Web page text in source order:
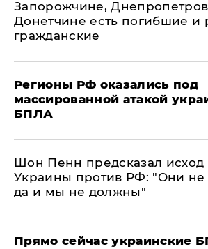
Запорожчине,
Донетчине есть погибшие и
гражданские
Регионы РФ оказались под
массированной атакой
БПЛА
Шон Пенн предсказал исход
Украины против РФ: "Они не
да и мы не должны"
Прямо сейчас украинские